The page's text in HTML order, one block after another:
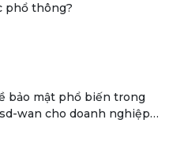
phổ thông?
bảo mật phổ biến trong
wan cho doanh nghiệp